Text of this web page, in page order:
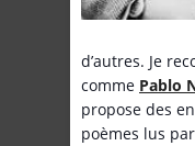
d’autres. Je
comme Pablo
propose des
poèmes lus